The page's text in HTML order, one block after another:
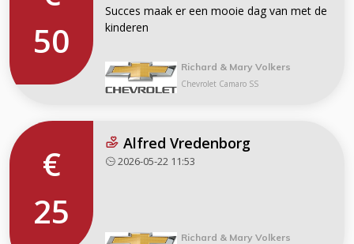
50
Succes maak er een mooie dag van met de
kinderen
Richard & Mary Volkers
Chevrolet Camaro SS
€
25
Alfred Vredenborg
2026-05-22 11:53
Richard & Mary Volkers